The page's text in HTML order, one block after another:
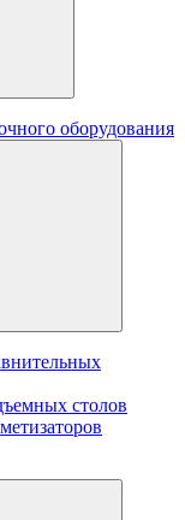
оборудования
столов